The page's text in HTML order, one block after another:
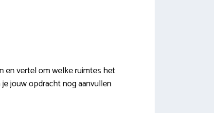
en vertel om welke ruimtes het
jouw opdracht nog aanvullen